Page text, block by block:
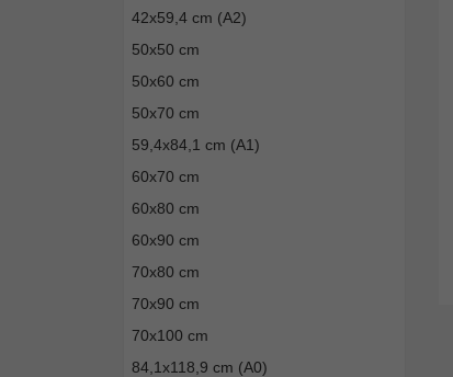
42x59,4 cm (A2)
50x50 cm
50x60 cm
50x70 cm
59,4x84,1 cm (A1)
60x70 cm
60x80 cm
60x90 cm
70x80 cm
70x90 cm
70x100 cm
84,1x118,9 cm (A0)